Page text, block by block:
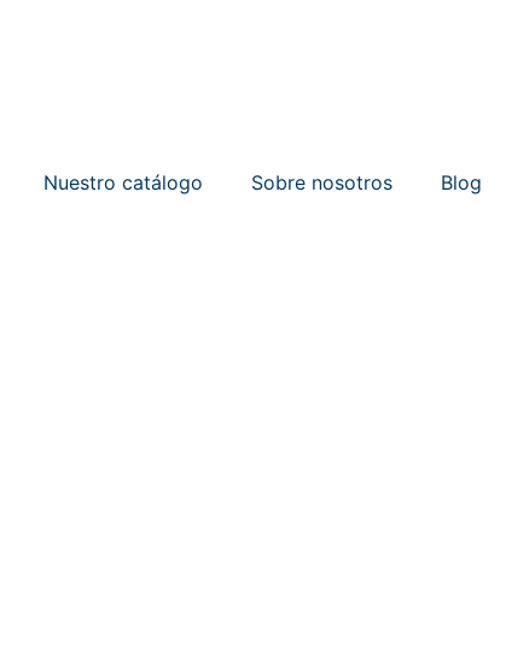
Nuestro catálogo Sobre nosotros Blog